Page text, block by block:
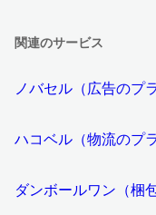
関連のサービス
ノバセル（広告のプ
ハコベル（物流のプ
ダンボールワン（梱